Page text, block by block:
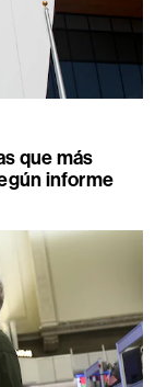
que más
informe